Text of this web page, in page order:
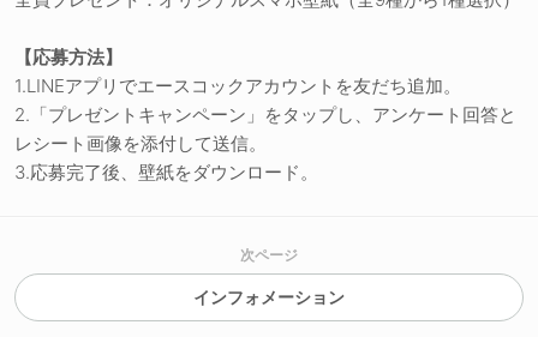
【応募方法】
1.LINEアプリでエースコックアカウントを友だち追加。
2.「プレゼントキャンペーン」をタップし、アンケート回答と
レシート画像を添付して送信。
3.応募完了後、壁紙をダウンロード。
次ページ
インフォメーション